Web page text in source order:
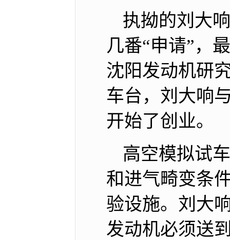
执拗的刘大
几番“申请”，
沈阳发动机研
车台，刘大响
开始了创业。
高空模拟试
和进气畸变条
验设施。刘大
发动机必须送